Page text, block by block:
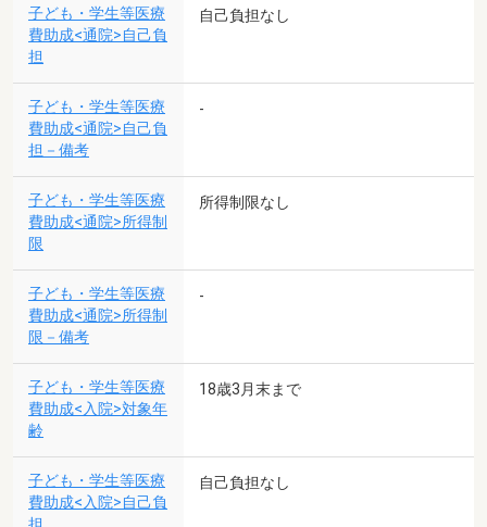
子ども・学生等医療
費助成<通院>自己負
担
自己負担なし
子ども・学生等医療
費助成<通院>自己負
担－備考
-
子ども・学生等医療
費助成<通院>所得制
限
所得制限なし
子ども・学生等医療
費助成<通院>所得制
限－備考
-
子ども・学生等医療
費助成<入院>対象年
齢
18歳3月末まで
子ども・学生等医療
費助成<入院>自己負
自己負担なし